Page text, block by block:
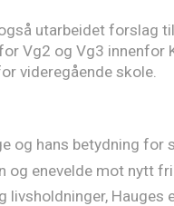
utarbeidet forslag
Vg2 og Vg3
videregående skole.
og hans betydning
og enevelde mot nytt
livsholdninger, Hauges